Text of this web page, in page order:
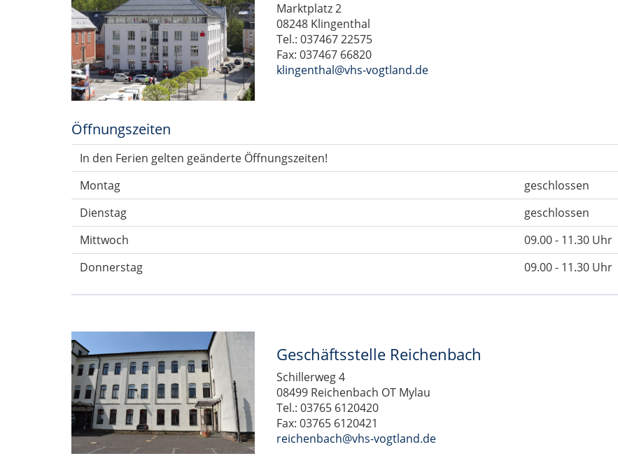
Marktplatz 2
08248 Klingenthal
Tel.: 037467 22575
Fax: 037467 66820
klingenthal@vhs-vogtland.de
Öffnungszeiten
In den Ferien gelten geänderte Öffnungszeiten!
Montag
geschlossen
Dienstag
geschlossen
Mittwoch
09.00 - 11.30 Uhr
Donnerstag
09.00 - 11.30 Uhr
Geschäftsstelle Reichenbach
Schillerweg 4
08499 Reichenbach OT Mylau
Tel.: 03765 6120420
Fax: 03765 6120421
reichenbach@vhs-vogtland.de